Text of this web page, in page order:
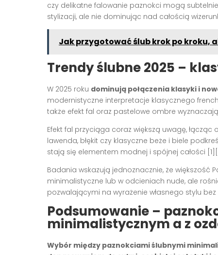
czy delikatne falowanie paznokci mogą
stylizacji, ale nie dominując nad całością
Jak przygotować ślub krok po kroku,
Trendy ślubne 2025 –
W 2025 roku dominują połączenia klasyki i
modernistyczne interpretacje klasycznego
także efekt fal oraz pastelowe ombre
Efekt fal przyciąga coraz większą uwagę,
lawenda, błękit czy klasyczne beże i biele
stają się elementem modnej i spójnej całości
Badania wskazują jednoznacznie, że większość
minimalistyczne lub w odcieniach nude, ale
pozwalającymi na wyrażenie własnego stylu
Podsumowanie –
minimalistycznym a z
Wybór między paznokciami ślubnymi